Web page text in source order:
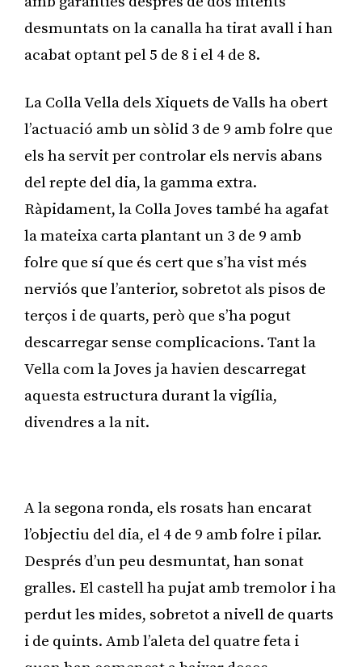
desmuntats on la canalla ha tirat avall i han
acabat optant pel 5 de 8 i el 4 de 8.
La Colla Vella dels Xiquets de Valls ha obert
l’actuació amb un sòlid 3 de 9 amb folre que
els ha servit per controlar els nervis abans
del repte del dia, la gamma extra.
Ràpidament, la Colla Joves també ha agafat
la mateixa carta plantant un 3 de 9 amb
folre que sí que és cert que s’ha vist més
nerviós que l’anterior, sobretot als pisos de
terços i de quarts, però que s’ha pogut
descarregar sense complicacions. Tant la
Vella com la Joves ja havien descarregat
aquesta estructura durant la vigília,
divendres a la nit.
A la segona ronda, els rosats han encarat
l’objectiu del dia, el 4 de 9 amb folre i pilar.
Després d’un peu desmuntat, han sonat
gralles. El castell ha pujat amb tremolor i ha
perdut les mides, sobretot a nivell de quarts
i de quints. Amb l’aleta del quatre feta i